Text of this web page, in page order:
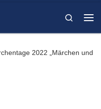
Search
2022 „Märchen und